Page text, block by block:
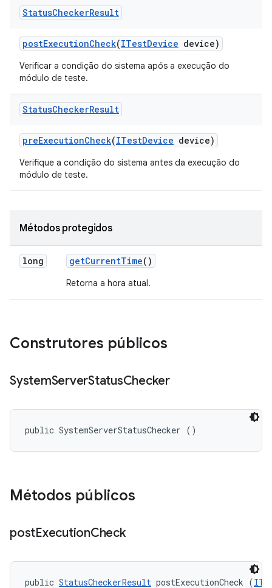
StatusCheckerResult
postExecutionCheck(ITestDevice device)
Verificar a condição do sistema após a execução do
módulo de teste.
StatusCheckerResult
preExecutionCheck(ITestDevice device)
Verifique a condição do sistema antes da execução do
módulo de teste.
Métodos protegidos
long getCurrentTime()
Retorna a hora atual.
Construtores públicos
SystemServerStatusChecker
public SystemServerStatusChecker ()
Métodos públicos
postExecutionCheck
public StatusCheckerResult postExecutionCheck (